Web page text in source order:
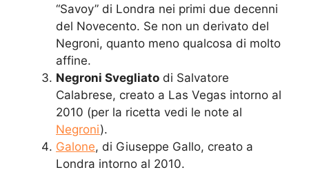
“Savoy” di Londra nei primi due decenni
del Novecento. Se non un derivato del
Negroni, quanto meno qualcosa di molto
affine.
Negroni Svegliato di Salvatore
Calabrese, creato a Las Vegas intorno al
2010 (per la ricetta vedi le note al
Negroni).
Galone, di Giuseppe Gallo, creato a
Londra intorno al 2010.